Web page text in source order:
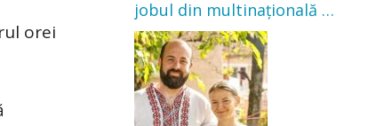
orei
jobul din multinațională și
s-a mutat la țară. Acum
cultivă legume în grădina
bunicilor